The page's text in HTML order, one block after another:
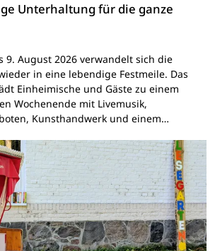
Unterhaltung für die ganze
9. August 2026 verwandelt sich die
in eine lebendige Festmeile. Das
Einheimische und Gäste zu einem
Wochenende mit Livemusik,
Kunsthandwerk und einem…